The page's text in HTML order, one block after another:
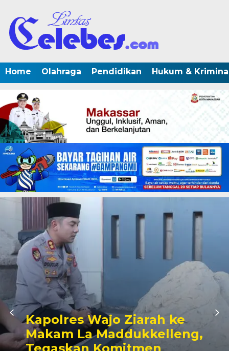
Home Olahraga Pendidikan Hukum &
Kapolres Wajo Ziarah ke
Makam La Maddukkelleng,